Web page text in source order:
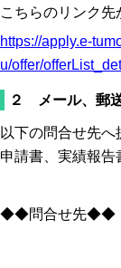
こちらのリンク先
https://apply.e-
u/offer/
２ メール、郵
以下の問合せ先
申請書、実績報告
◆◆問合せ先◆◆